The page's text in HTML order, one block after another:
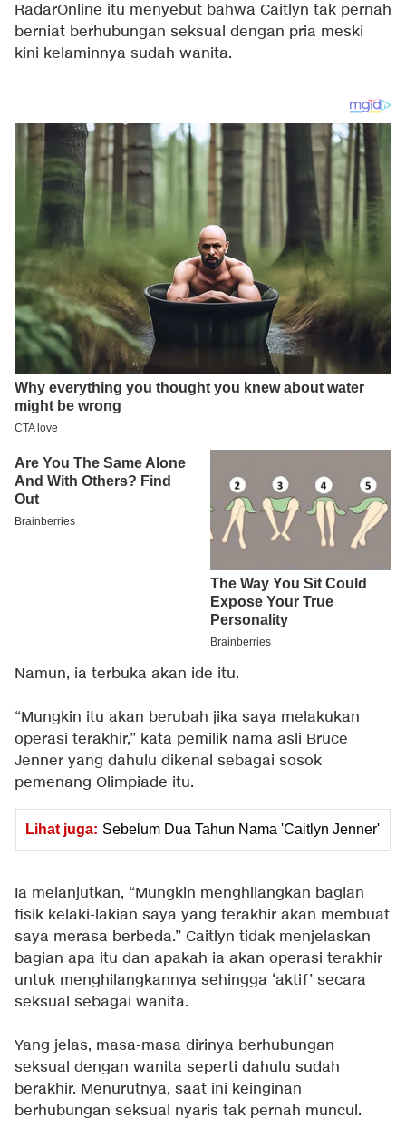
RadarOnline itu menyebut bahwa Caitlyn tak pernah
berniat berhubungan seksual dengan pria meski
kini kelaminnya sudah wanita.
Namun, ia terbuka akan ide itu.
“Mungkin itu akan berubah jika saya melakukan
operasi terakhir,” kata pemilik nama asli Bruce
Jenner yang dahulu dikenal sebagai sosok
pemenang Olimpiade itu.
Lihat juga: Sebelum Dua Tahun Nama 'Caitlyn Jenner'
Ia melanjutkan, “Mungkin menghilangkan bagian
fisik kelaki-lakian saya yang terakhir akan membuat
saya merasa berbeda.” Caitlyn tidak menjelaskan
bagian apa itu dan apakah ia akan operasi terakhir
untuk menghilangkannya sehingga ‘aktif’ secara
seksual sebagai wanita.
Yang jelas, masa-masa dirinya berhubungan
seksual dengan wanita seperti dahulu sudah
berakhir. Menurutnya, saat ini keinginan
berhubungan seksual nyaris tak pernah muncul.